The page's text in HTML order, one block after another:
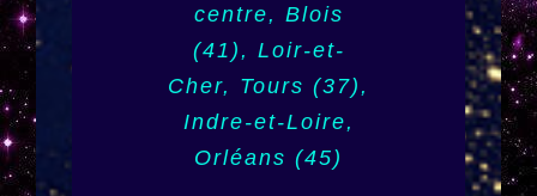
centre, Blois
(41), Loir-et-
Cher, Tours (37),
Indre-et-Loire,
Orléans (45)
Alsace, Bas-
Rhin, Haut-Rhin,
Mulhouse (68),
Colmar, Région
Nouvelle
Calédonie (988),
Monaco,
Toulouse,